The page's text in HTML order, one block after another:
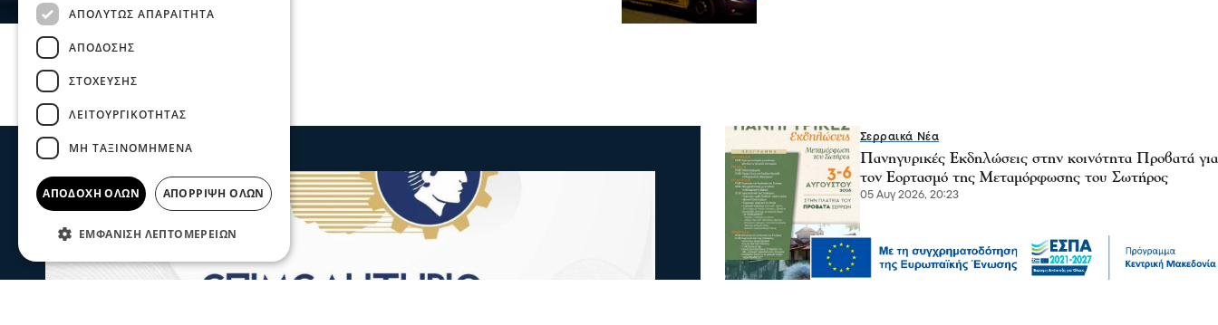
Σερραικά Νέα
Πανηγυρικές Εκδηλώσεις στην κοινότητα Προβατά για
τον Εορτασμό της Μεταμόρφωσης του Σωτήρος
05 Αυγ 2026, 20:23
Επικαιρότητα
ΑΠΟΛΎΤΩΣ ΑΠΑΡΑΊΤΗΤΑ
ΑΠΌΔΟΣΗΣ
ΣΤΌΧΕΥΣΗΣ
ΛΕΙΤΟΥΡΓΙΚΌΤΗΤΑΣ
ΜΗ ΤΑΞΙΝΟΜΗΜΈΝΑ
ΑΠΟΔΟΧΉ ΌΛΩΝ ΑΠΌΡΡΙΨΗ ΌΛΩΝ
ΕΜΦΆΝΙΣΗ ΛΕΠΤΟΜΕΡΕΙΏΝ